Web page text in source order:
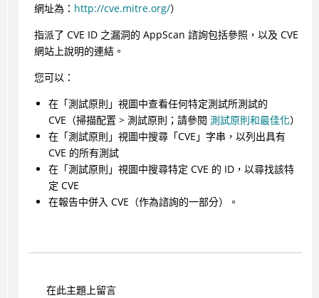
網址為： http://cve.mitre.org/）
指派了 CVE ID 之漏洞的 AppScan 諮詢包括參照，以及 CVE
網站上說明的連結。
您可以：
在「測試原則」視圖中查看任何特定測試所測試的
CVE（掃描配置 > 測試原則；請參閱 測試原則和最佳化）
在「測試原則」視圖中搜尋「CVE」字串，以列出具有
CVE 的所有測試
在「測試原則」視圖中搜尋特定 CVE 的 ID，以尋找該特
定 CVE
在報告中併入 CVE（作為諮詢的一部分）。
在此主題上留言